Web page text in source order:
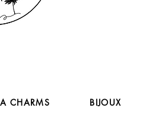
CHARMS BIJOUX